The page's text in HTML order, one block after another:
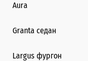
Aura
Granta седан
Largus фургон